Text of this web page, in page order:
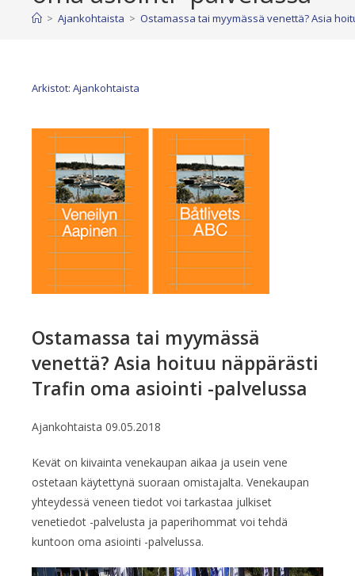
> Ajankohtaista > Ostamassa tai myymässä venettä? Asia
Arkistot: Ajankohtaista
Ostamassa tai myymässä
venettä? Asia hoituu näppärästi
Trafin oma asiointi -palvelussa
Ajankohtaista 09.05.2018
Kevät on kiivainta venekaupan aikaa ja usein vene
ostetaan käytettynä suoraan omistajalta. Venekaupan
yhteydessä veneen tiedot voi tarkastaa julkiset
venetiedot -palvelusta ja paperihommat voi tehdä
kuntoon oma asiointi -palvelussa.